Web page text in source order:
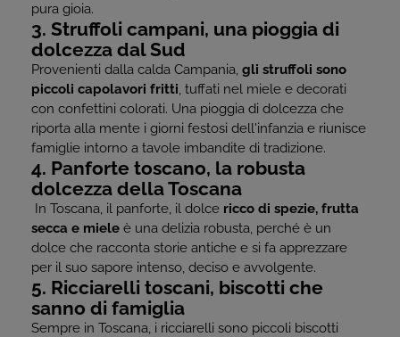
pura gioia.
3. Struffoli campani, una pioggia di
dolcezza dal Sud
Provenienti dalla calda Campania, gli struffoli sono
piccoli capolavori fritti, tuffati nel miele e decorati
con confettini colorati. Una pioggia di dolcezza che
riporta alla mente i giorni festosi dell'infanzia e riunisce
famiglie intorno a tavole imbandite di tradizione.
4. Panforte toscano, la robusta
dolcezza della Toscana
In Toscana, il panforte, il dolce ricco di spezie, frutta
secca e miele è una delizia robusta, perché è un
dolce che racconta storie antiche e si fa apprezzare
per il suo sapore intenso, deciso e avvolgente.
5. Ricciarelli toscani, biscotti che
sanno di famiglia
Sempre in Toscana, i ricciarelli sono piccoli biscotti